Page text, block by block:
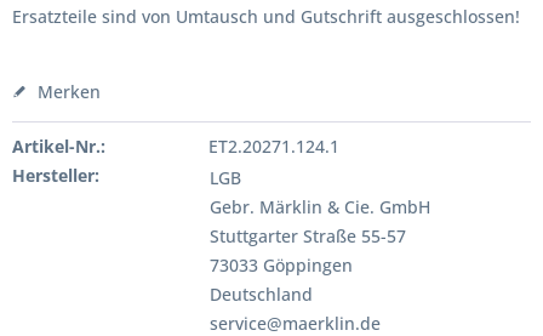
Ersatzteile sind von Umtausch und Gutschrift ausgeschlossen!
Merken
Artikel-Nr.:
ET2.20271.124.1
Hersteller:
LGB
Gebr. Märklin & Cie. GmbH
Stuttgarter Straße 55-57
73033 Göppingen
Deutschland
service@maerklin.de